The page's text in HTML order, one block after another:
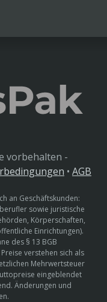
vorbehalten -
• AGB
an Geschäftskunden:
sowie juristische
Körperschaften,
Einrichtungen).
des § 13 BGB
verstehen sich als
Mehrwertsteuer
eingeblendet
Änderungen und